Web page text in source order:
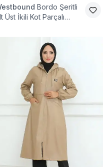
Bordo Şeritli
Üst İkili Kot Parçalı